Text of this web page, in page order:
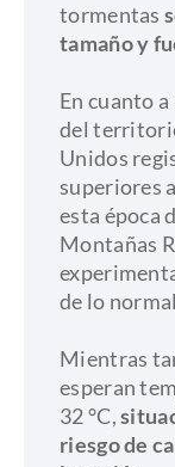
tormentas
tamaño y
​En cuanto
del
Unidos
superiores
esta época
Montañas
de lo
​Mientras
esperan
32 °C,
riesgo de